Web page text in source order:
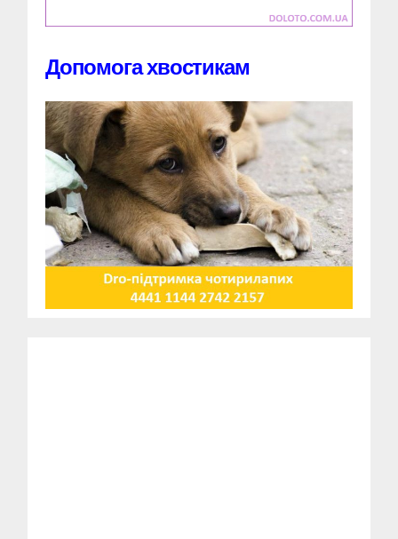
Допомога хвостикам